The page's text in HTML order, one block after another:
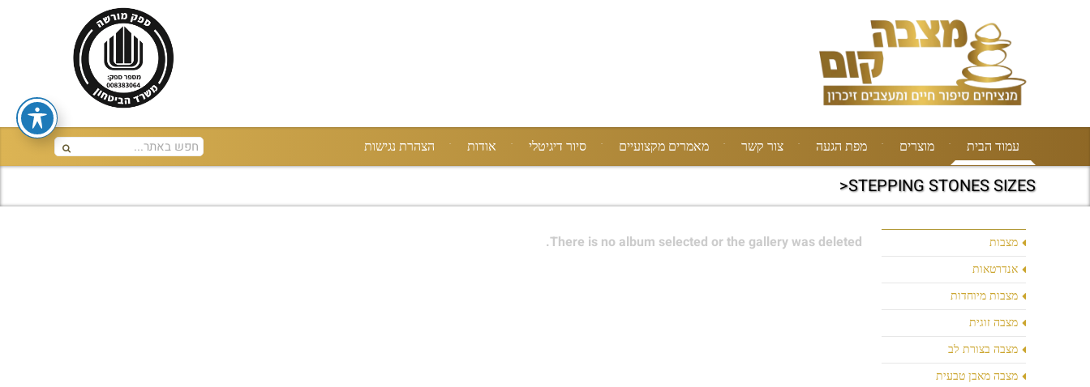
עמוד הבית מוצרים מפת הגעה צור קשר מאמרים מקצועיים סיור דיגיטלי אודות הצהרת נגישות
STEPPING STONES SIZES<
מצבות
אנדרטאות
מצבות מיוחדות
מצבה זוגית
מצבה בצורת לב
מצבה מאבן טבעית
There is no album selected or the gallery was deleted.